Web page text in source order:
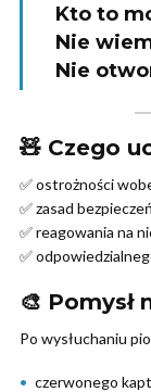
Kto to
Nie
Nie
🧸 Czego
✅ ostrożności
✅ zasad
✅ reagowania na
✅
🎨 Pomysł
Po wysłuchaniu
czerwonego